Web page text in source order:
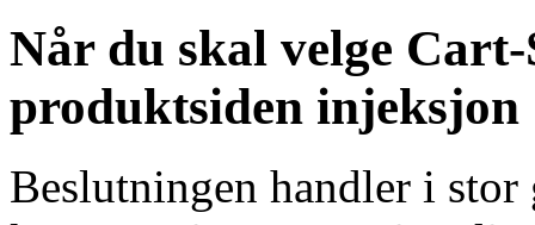
Når du skal velge
produktsiden injeksjon
Beslutningen handler i stor